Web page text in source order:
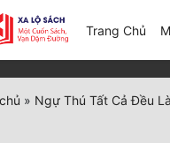
Trang Chủ
» Ngự Thú Tất Cả Đều